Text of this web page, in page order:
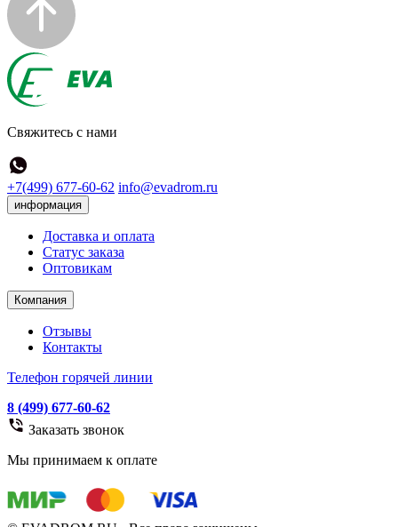
Свяжитесь с нами
+7(499) 677-60-62 info@evadrom.ru
информация
Доставка и оплата
Статус заказа
Оптовикам
Компания
Отзывы
Контакты
Телефон горячей линии
8 (499) 677-60-62
Заказать звонок
Мы принимаем к оплате